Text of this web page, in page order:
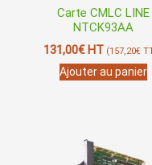
Carte CMLC LINE
NTCK93AA
131,00€HT (157,20€
Ajouter au panier